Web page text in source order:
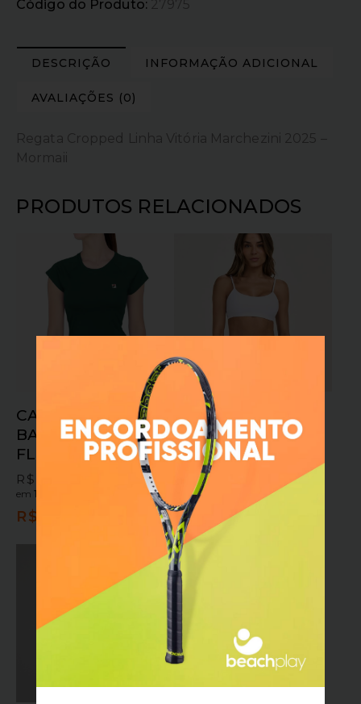
Código do Produto: 27975
DESCRIÇÃO INFORMAÇÃO ADICIONAL
AVALIAÇÕES (0)
Regata Cropped Linha Vitória Marchezini 2025 –
Mormaii
PRODUTOS RELACIONADOS
CAMISETA FILA
BASIC VERDE
FLORESTA
R$
em10x sem juros
R$
TOP ALTO GIRO
LISO BRANCO
OPTICO
179,90
em10x sem juros ou
R$ 161,91 no pix